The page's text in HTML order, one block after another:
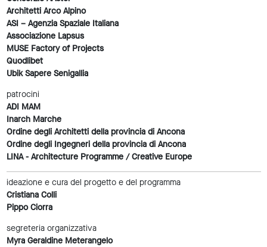
Architetti Arco Alpino
ASI – Agenzia Spaziale Italiana
Associazione Lapsus
MUSE Factory of Projects
Quodlibet
Ubik Sapere Senigallia
patrocini
ADI MAM
Inarch Marche
Ordine degli Architetti della provincia di Ancona
Ordine degli Ingegneri della provincia di Ancona
LINA - Architecture Programme / Creative Europe
ideazione e cura del progetto e del programma
Cristiana Colli
Pippo Ciorra
segreteria organizzativa
Myra Geraldine Meterangelo